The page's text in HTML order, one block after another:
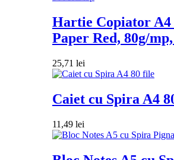
Hartie Copiator A4
Paper Red, 80g/
25,71 lei
Caiet cu Spira A4
11,49 lei